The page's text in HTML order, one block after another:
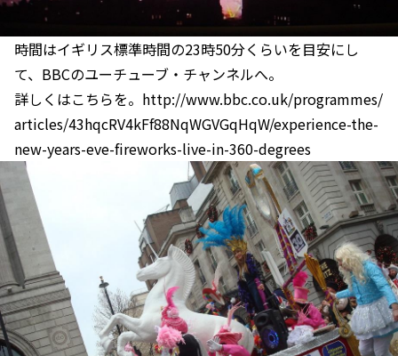
時間はイギリス標準時間の23時50分くらいを目安にし
て、BBCのユーチューブ・チャンネルへ。
詳しくはこちらを。http://www.bbc.co.uk/programmes/
articles/43hqcRV4kFf88NqWGVGqHqW/experience-the-
new-years-eve-fireworks-live-in-360-degrees